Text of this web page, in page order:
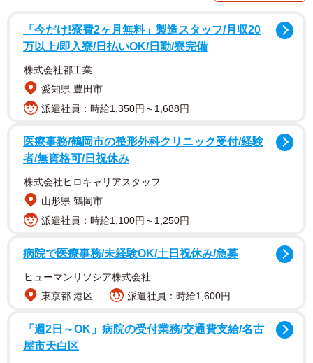
1/5
キウイフルーツみたいな キーウィ ミニマスコット 天王寺動物園限定バー
ジョン（提供）
商品を企画したのはフェリシモの雑貨ブランド「ＹＯＵ+Ｍ
ＯＲＥ！（ユーモア）」。「以前からツイッターで情報発
信をしていたので、もう話題にならないだろう…と思って
「今だけ!寮費2ヶ月無料」製造スタッフ/月収20
万以上/即入寮/日払いOK/日勤/寮完備
株式会社都工業
愛知県 豊田市
派遣社員：時給1,350円～1,688円
医療事務/鶴岡市の整形外科クリニック受付/経験
者/無資格可/日祝休み
株式会社ヒロキャリアスタッフ
山形県 鶴岡市
派遣社員：時給1,100円～1,250円
病院で医療事務/未経験OK/土日祝休み/急募
ヒューマンリソシア株式会社
東京都 港区
派遣社員：時給1,600円
「週2日～OK」病院の受付業務/交通費支給/名古
屋市天白区